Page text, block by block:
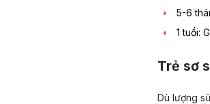
5-6
1 tuổi:
Trẻ sơ
Dù lượng